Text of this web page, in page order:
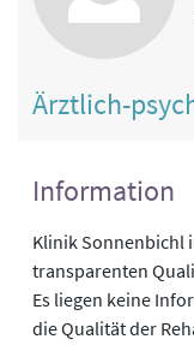
Ärztlich-
Information
Klinik Sonnenbichl
transparenten
Es liegen keine
die Qualität der